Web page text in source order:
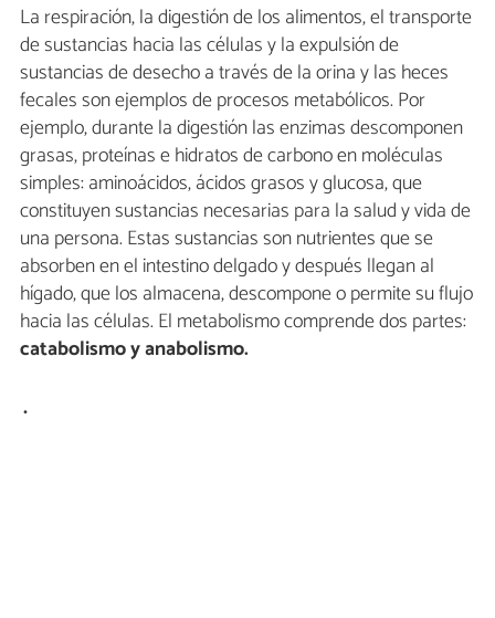
La respiración, la digestión de los alimentos, el transporte
de sustancias hacia las células y la expulsión de
sustancias de desecho a través de la orina y las heces
fecales son ejemplos de procesos metabólicos. Por
ejemplo, durante la digestión las enzimas descomponen
grasas, proteínas e hidratos de carbono en moléculas
simples: aminoácidos, ácidos grasos y glucosa, que
constituyen sustancias necesarias para la salud y vida de
una persona. Estas sustancias son nutrientes que se
absorben en el intestino delgado y después llegan al
hígado, que los almacena, descompone o permite su flujo
hacia las células. El metabolismo comprende dos partes:
catabolismo y anabolismo.
.